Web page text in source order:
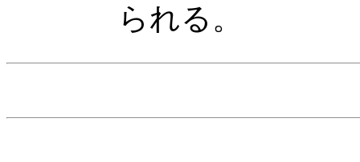
られる。